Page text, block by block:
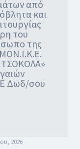
από
και
του
της
Δωδ/σου
2026